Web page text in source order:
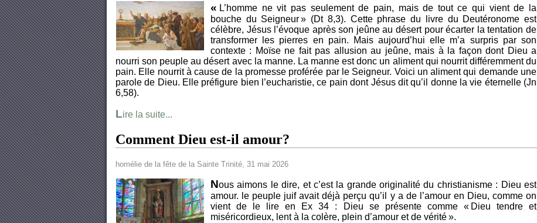
« L’homme ne vit pas seulement de pain, mais de tout ce qui vient de la
bouche du Seigneur » (Dt 8,3). Cette phrase du livre du Deutéronome est
célèbre, Jésus l’évoque après son jeûne au désert pour écarter la tentation de
transformer les pierres en pain. Mais aujourd’hui elle m’a surpris par son
contexte : Moïse ne fait pas allusion au jeûne, mais à la façon dont Dieu a
nourri son peuple au désert avec la manne. La manne est donc un aliment qui nourrit différemment du
pain. Elle nourrit à cause de la promesse proférée par le Seigneur. Voici un aliment qui demande une
parole de Dieu. Elle préfigure bien l’eucharistie, ce pain dont Jésus dit qu’il donne la vie éternelle (Jn
6,58).
Lire la suite...
Comment Dieu est-il amour?
homélie de la fête de la Sainte Trinité, 31 mai 2026
Nous aimons le dire, et c’est la grande originalité du christianisme : Dieu est
amour. le peuple juif avait déjà perçu qu’il y a de l’amour en Dieu, comme on
vient de le lire en Ex 34 : Dieu se présente comme « Dieu tendre et
miséricordieux, lent à la colère, plein d’amour et de vérité ».